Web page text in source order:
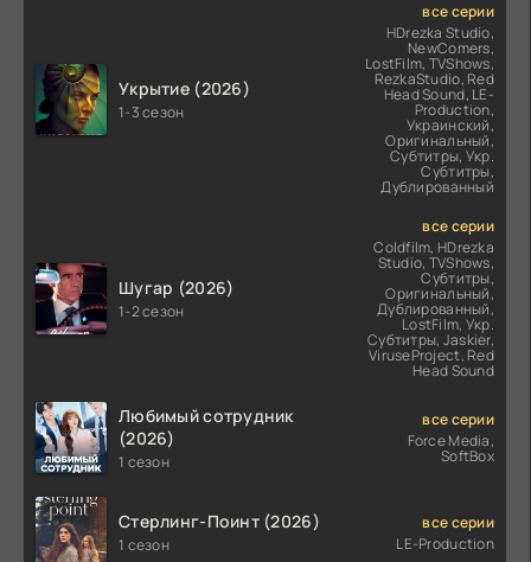
Укрытие (2026)
1-3 сезон
все серии
HDrezka Studio,
NewComers,
LostFilm, TVShows,
RezkaStudio, Red
Head Sound, LE-
Production,
Украинский,
Оригинальный,
Субтитры, Укр.
Субтитры,
Дублированный
Шугар (2026)
1-2 сезон
все серии
Coldfilm, HDrezka
Studio, TVShows,
Субтитры,
Оригинальный,
Дублированный,
LostFilm, Укр.
Субтитры, Jaskier,
ViruseProject, Red
Head Sound
Любимый сотрудник
(2026)
1 сезон
все серии
Force Media,
SoftBox
Стерлинг-Поинт (2026)
1 сезон
все серии
LE-Production